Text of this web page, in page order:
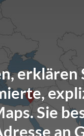
erklären
Sie
an